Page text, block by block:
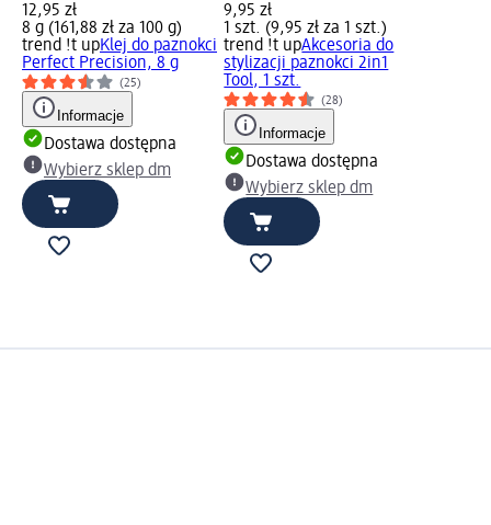
12,95 zł
8 g (161,88 zł za 100 g)
trend !t upKlej do paznokci
Perfect Precision, 8 g
(25)
Informacje
Dostawa dostępna
Wybierz sklep dm
9,95 zł
1 szt. (9,95 zł za 1 szt.)
trend !t upAkcesoria do
stylizacji paznokci 2in1
Tool, 1 szt.
(28)
Informacje
Dostawa dostępna
Wybierz sklep dm